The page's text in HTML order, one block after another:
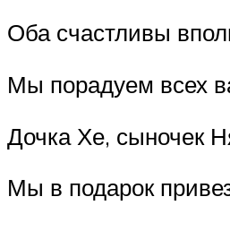
Оба счастливы
Мы порадуем всех
Дочка Хе, сыночек
Мы в подарок